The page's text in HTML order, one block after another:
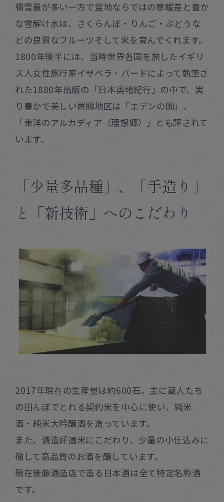
積雪量が多い一方で盆地ならではの寒暖差と豊か
な雪解け水は、さくらんぼ・りんご・ぶどうな
どの良質なフルーツそして米を育んでくれます。
1800年後半には、当時世界各国を旅したイギリ
ス人女性旅行家イザベラ・バードによって執筆さ
れた1880年出版の「日本奥地紀行」の中で、実
り豊かで美しい置賜地区は「エデンの園」、
「東洋のアルカディア（理想郷）」とも評されて
います。
「少量多品種」、「手造り」
と「新技術」へのこだわり
2017年現在の生産量は約600石。主に蔵人たち
の田んぼでとれる契約米を中心に使い、純米
酒・純米大吟醸酒を造っています。
また、酒造好適米にこだわり、少量の小仕込みに
徹して高品質のお酒を醸しています。
現在後藤酒造店で造る日本酒は全て特定名称酒
です。